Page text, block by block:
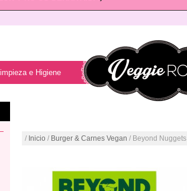
e Higiene
/ Inicio / Burger & Carnes Vegan / Beyond Nuggets